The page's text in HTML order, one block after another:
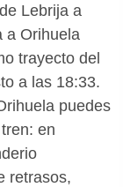
Lebrija a
a Orihuela
trayecto del
a las 18:33.
puedes
en
retrasos,